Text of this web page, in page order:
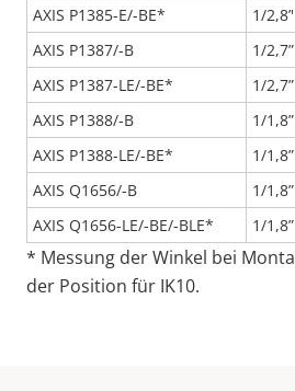
AXIS P1385-E/-BE*
1/2,8’'
AXIS P1387/-B
1/2,7”
AXIS P1387-LE/-BE*
1/2,7”
AXIS P1388/-B
1/1,8”
AXIS P1388-LE/-BE*
1/1,8”
AXIS Q1656/-B
1/1,8”
AXIS Q1656-LE/-BE/-BLE*
1/1,8”
* Messung der Winkel bei
der Position für IK10.